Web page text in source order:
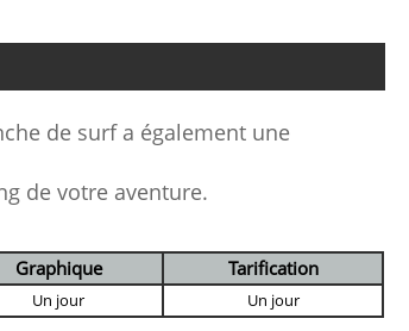
de surf a également une
de votre aventure.
Graphique Tarification
Un jour Un jour